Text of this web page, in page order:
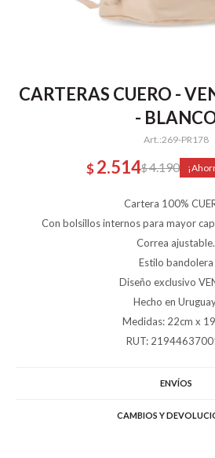
CARTERAS CUERO -
-
269-PR178
$ 2.514$4.190
Cartera 100%
Con bolsillos internos para mayor
Correa ajustable.
Estilo bandolera
Diseño exclusivo
Hecho en
Medidas: 22cm x
RUT:
ENVÍOS
CAMBIOS Y